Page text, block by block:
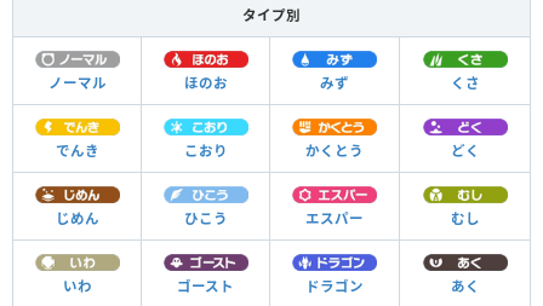
タイプ別
ノーマル ほのお みず くさ
でんき こおり かくとう どく
じめん ひこう エスパー むし
いわ ゴースト ドラゴン あく